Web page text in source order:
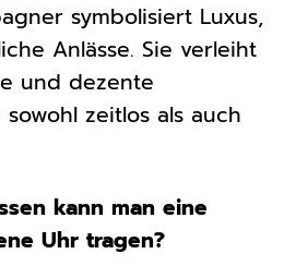
symbolisiert Luxus,
Anlässe. Sie verleiht
und dezente
zeitlos als auch
kann man eine
Uhr tragen?